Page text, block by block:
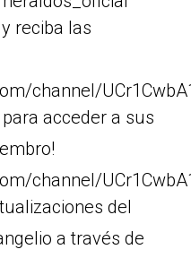
reciba las
channel/
acceder a sus
channel/
del
a través de